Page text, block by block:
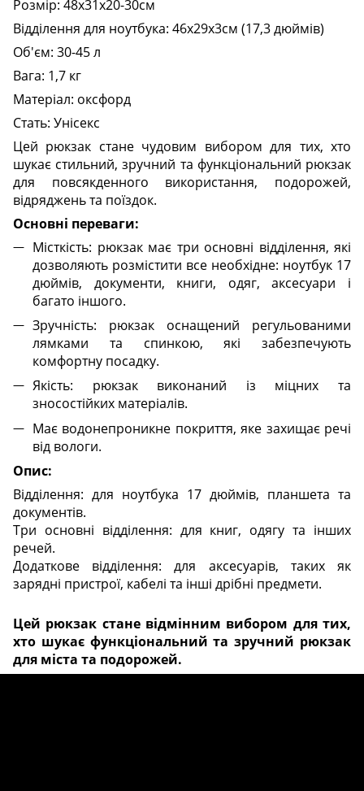
Розмір: 48х31х20-30см
Відділення для ноутбука: 46х29х3см (17,3 дюймів)
Об'єм: 30-45 л
Вага: 1,7 кг
Матеріал: оксфорд
Стать: Унісекс
Цей рюкзак стане чудовим вибором для тих, хто
шукає стильний, зручний та функціональний рюкзак
для повсякденного використання, подорожей,
відряджень та поїздок.
Основні переваги:
Місткість: рюкзак має три основні відділення, які
дозволяють розмістити все необхідне: ноутбук 17
дюймів, документи, книги, одяг, аксесуари і
багато іншого.
Зручність: рюкзак оснащений регульованими
лямками та спинкою, які забезпечують
комфортну посадку.
Якість: рюкзак виконаний із міцних та
зносостійких матеріалів.
Має водонепроникне покриття, яке захищає речі
від вологи.
Опис:
Відділення: для ноутбука 17 дюймів, планшета та
документів.
Три основні відділення: для книг, одягу та інших
речей.
Додаткове відділення: для аксесуарів, таких як
зарядні пристрої, кабелі та інші дрібні предмети.
Цей рюкзак стане відмінним вибором для тих,
хто шукає функціональний та зручний рюкзак
для міста та подорожей.